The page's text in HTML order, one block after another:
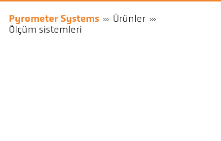
Pyrometer Systems
Ürünler
Ölçüm sistemleri